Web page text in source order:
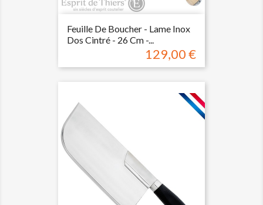
Feuille De Boucher - Lame Inox
Dos Cintré - 26 Cm -...
Prix
129,00 €